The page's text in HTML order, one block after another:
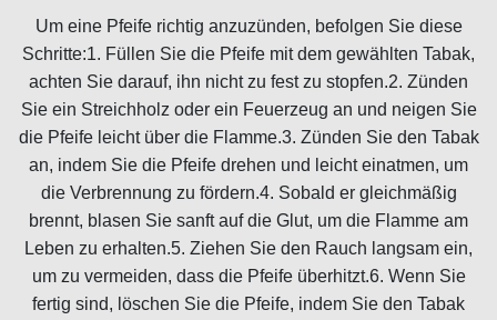
Um eine Pfeife richtig anzuzünden, befolgen Sie diese
Schritte:1. Füllen Sie die Pfeife mit dem gewählten Tabak,
achten Sie darauf, ihn nicht zu fest zu stopfen.2. Zünden
Sie ein Streichholz oder ein Feuerzeug an und neigen Sie
die Pfeife leicht über die Flamme.3. Zünden Sie den Tabak
an, indem Sie die Pfeife drehen und leicht einatmen, um
die Verbrennung zu fördern.4. Sobald er gleichmäßig
brennt, blasen Sie sanft auf die Glut, um die Flamme am
Leben zu erhalten.5. Ziehen Sie den Rauch langsam ein,
um zu vermeiden, dass die Pfeife überhitzt.6. Wenn Sie
fertig sind, löschen Sie die Pfeife, indem Sie den Tabak